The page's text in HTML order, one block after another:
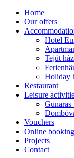
Home
Our offers
Hotel
Tejút
Holiday
Restaurant
Leisure
Gunaras
Vouchers
Online booking
Projects
Contact